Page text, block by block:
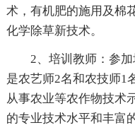
术，有机肥的施用及棉
化学除草新技术。
2、培训教师：参
是农艺师2名和农技师1
从事农业等农作物技术
的专业技术水平和丰富